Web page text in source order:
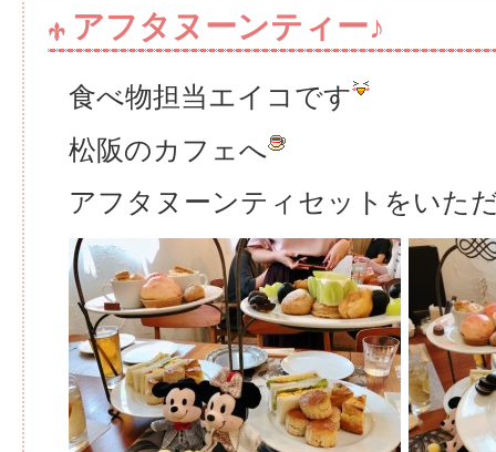
アフタヌーンティー♪
食べ物担当エイコです
松阪のカフェへ
アフタヌーンティセットをいた